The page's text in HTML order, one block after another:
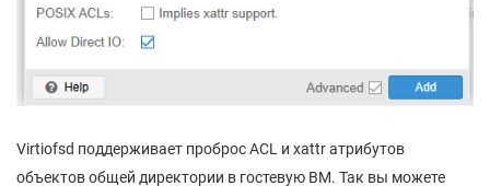
Virtiofsd поддерживает проброс ACL и xattr атрибутов
объектов общей директории в гостевую ВМ. Так вы можете